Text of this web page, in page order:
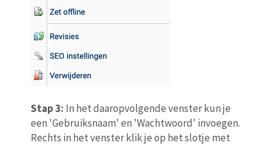
Stap 3: In het daaropvolgende venster kun je
een 'Gebruiksnaam' en 'Wachtwoord' invoegen.
Rechts in het venster klik je op het slotje met